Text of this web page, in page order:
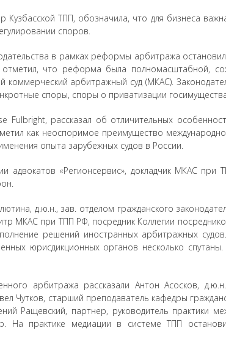
Кузбасской ТПП, обозначила, что для бизнеса
споров.
в рамках реформы арбитража
что реформа была полномасштабной,
коммерческий арбитражный суд (МКАС).
споры, споры о приватизации
рассказал об отличительных
как неоспоримое преимущество
опыта зарубежных судов в России.
адвокатов «Регионсервис», докладчик МКАС
д.ю.н., зав. отделом гражданского
МКАС при ТПП РФ, посредник Коллегии
решений иностранных арбитражных
юрисдикционных органов несколько
арбитража рассказали Антон Асосков,
Чутков, старший преподаватель кафедры
Ращевский, партнер, руководитель практики
На практике медиации в системе ТПП